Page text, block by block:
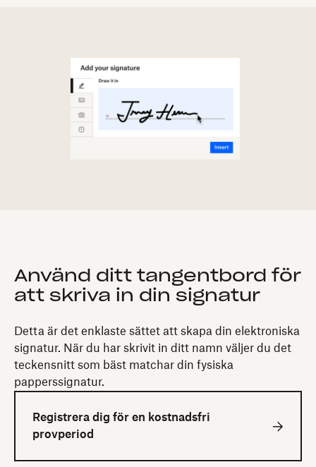
Använd ditt tangentbord för
att skriva in din signatur
Detta är det enklaste sättet att skapa din elektroniska
signatur. När du har skrivit in ditt namn väljer du det
teckensnitt som bäst matchar din fysiska
papperssignatur.
Registrera dig för en kostnadsfri
provperiod